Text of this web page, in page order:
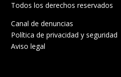
Todos los derechos reservados
Canal de denuncias
Política de privacidad y seguridad
Aviso legal